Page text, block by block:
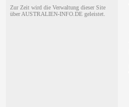
Zur Zeit wird die Verwaltung dieser Site
über AUSTRALIEN-INFO.DE geleistet.